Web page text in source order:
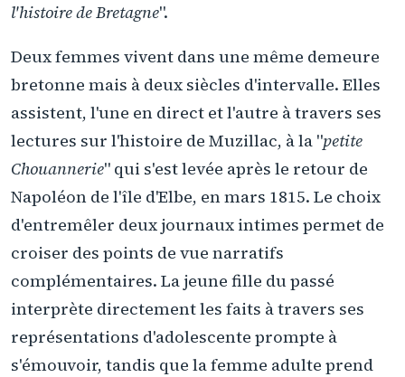
l'histoire de Bretagne".
Deux femmes vivent dans une même demeure
bretonne mais à deux siècles d'intervalle. Elles
assistent, l'une en direct et l'autre à travers ses
lectures sur l'histoire de Muzillac, à la "petite
Chouannerie" qui s'est levée après le retour de
Napoléon de l'île d'Elbe, en mars 1815. Le choix
d'entremêler deux journaux intimes permet de
croiser des points de vue narratifs
complémentaires. La jeune fille du passé
interprète directement les faits à travers ses
représentations d'adolescente prompte à
s'émouvoir, tandis que la femme adulte prend